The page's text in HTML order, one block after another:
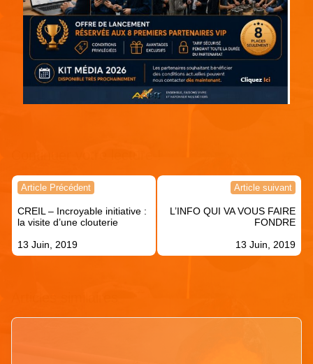
Navigation
l’article
Article Précédent
CREIL – Incroyable initiative :
la visite d’une clouterie
13 Juin, 2019
Article suivant
L’INFO QUI VA VOUS FAIRE
FONDRE
13 Juin, 2019